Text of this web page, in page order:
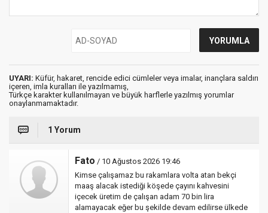
UYARI: Küfür, hakaret, rencide edici cümleler veya imalar, inançlara saldırı
içeren, imla kuralları ile yazılmamış,
Türkçe karakter kullanılmayan ve büyük harflerle yazılmış yorumlar
onaylanmamaktadır.
1 Yorum
Fato / 10 Ağustos 2026 19:46
Kimse çalışamaz bu rakamlara volta atan bekçi
maaş alacak istediği köşede çayını kahvesini
içecek üretim de çalışan adam 70 bin lira
alamayacak eğer bu şekilde devam edilirse ülkede